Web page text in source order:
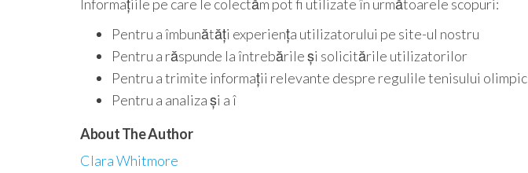
Informațiile pe care le colectăm pot fi utilizate în următoarele scopuri:
Pentru a îmbunătăți experiența utilizatorului pe site-ul nostru
Pentru a răspunde la întrebările și solicitările utilizatorilor
Pentru a trimite informații relevante despre regulile tenisului olimpic
Pentru a analiza și a î
About The Author
Clara Whitmore